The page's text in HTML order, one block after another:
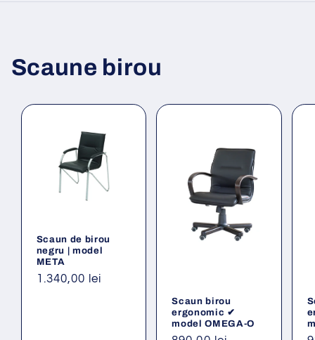
Scaune birou
Scaun de birou
negru | model
META
Preț
1.340,00 lei
Scaun birou
ergonomic ✔
model OMEGA-O